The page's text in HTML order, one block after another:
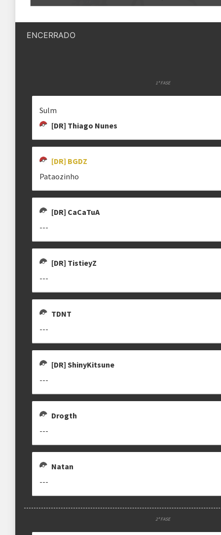
Formato
Rematches Melhor de 1 (BO1)
Estrutura das chaves
Etapa única Chaves mata-mata
tudonossotop
DROGTH PATAOZINHO
ENCERRADO
1ª FASE
Sulm
[DR] Thiago Nunes
[DR] BGDZ
Pataozinho
[DR] CaCaTuA
---
[DR] TistieyZ
---
TDNT
---
[DR] ShinyKitsune
---
Drogth
---
Natan
---
2ª FASE